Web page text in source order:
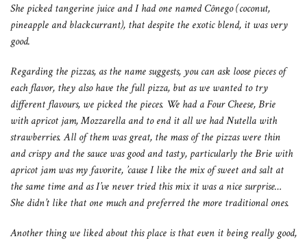
She picked tangerine juice and I had one named Cônego (coconut,
pineapple and blackcurrant), that despite the exotic blend, it was very
good.
Regarding the pizzas, as the name suggests, you can ask loose pieces of
each flavor, they also have the full pizza, but as we wanted to try
different flavours, we picked the pieces. We had a Four Cheese, Brie
with apricot jam, Mozzarella and to end it all we had Nutella with
strawberries. All of them was great, the mass of the pizzas were thin
and crispy and the sauce was good and tasty, particularly the Brie with
apricot jam was my favorite, ’cause I like the mix of sweet and salt at
the same time and as I’ve never tried this mix it was a nice surprise…
She didn’t like that one much and preferred the more traditional ones.
Another thing we liked about this place is that even it being really good,